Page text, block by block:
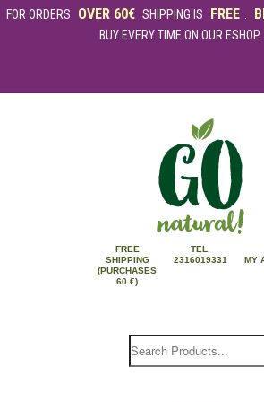
FOR ORDERS OVER 60€ SHIPPING IS FREE
BUY EVERY TIME ON OUR ESHOP.
FREE
SHIPPING
(PURCHASES
60 €)
TEL.
2316019331
MY
Products